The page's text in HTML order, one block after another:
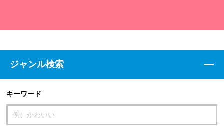
ジャンル検索
キーワード